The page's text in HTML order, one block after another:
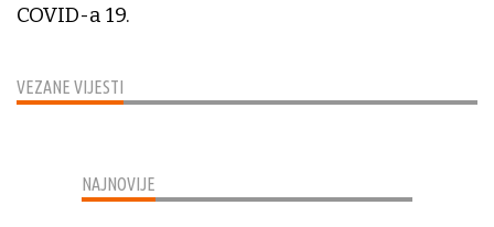
VEZANE VIJESTI
COVID-a 19.
NAJNOVIJE